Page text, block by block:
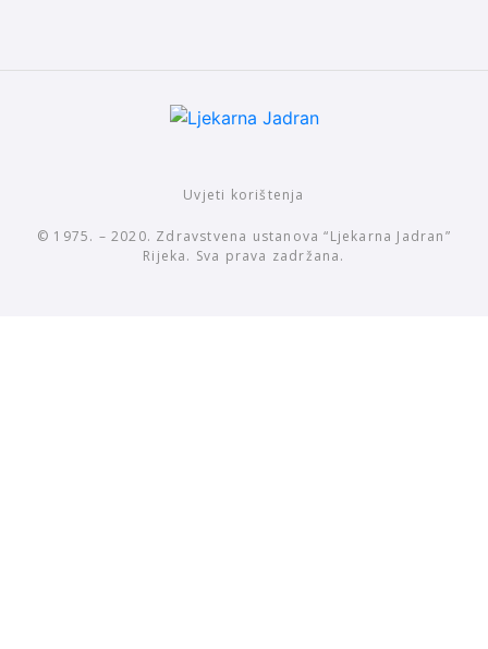
Uvjeti korištenja
© 1975. – 2020. Zdravstvena ustanova “Ljekarna Jadran”
Rijeka. Sva prava zadržana.